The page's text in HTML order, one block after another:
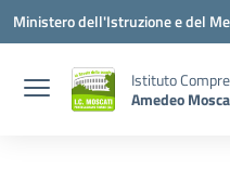
Vai ai contenuti
Vai al menu di navigazione
Vai al footer
Ministero dell'Istruzione e del
Istituto
Amedeo